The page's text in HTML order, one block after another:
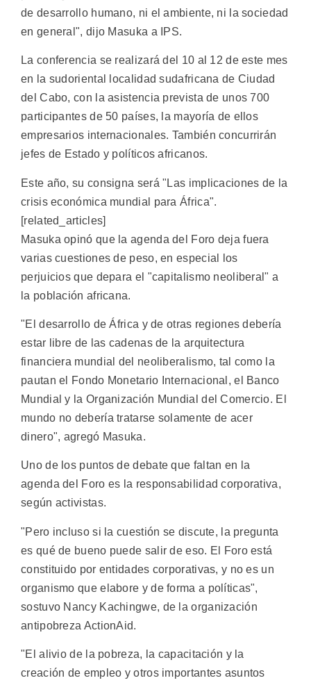
de desarrollo humano, ni el ambiente, ni la sociedad
en general", dijo Masuka a IPS.
La conferencia se realizará del 10 al 12 de este mes
en la sudoriental localidad sudafricana de Ciudad
del Cabo, con la asistencia prevista de unos 700
participantes de 50 países, la mayoría de ellos
empresarios internacionales. También concurrirán
jefes de Estado y políticos africanos.
Este año, su consigna será "Las implicaciones de la
crisis económica mundial para África".
[related_articles]
Masuka opinó que la agenda del Foro deja fuera
varias cuestiones de peso, en especial los
perjuicios que depara el "capitalismo neoliberal" a
la población africana.
"El desarrollo de África y de otras regiones debería
estar libre de las cadenas de la arquitectura
financiera mundial del neoliberalismo, tal como la
pautan el Fondo Monetario Internacional, el Banco
Mundial y la Organización Mundial del Comercio. El
mundo no debería tratarse solamente de acer
dinero", agregó Masuka.
Uno de los puntos de debate que faltan en la
agenda del Foro es la responsabilidad corporativa,
según activistas.
"Pero incluso si la cuestión se discute, la pregunta
es qué de bueno puede salir de eso. El Foro está
constituido por entidades corporativas, y no es un
organismo que elabore y de forma a políticas",
sostuvo Nancy Kachingwe, de la organización
antipobreza ActionAid.
"El alivio de la pobreza, la capacitación y la
creación de empleo y otros importantes asuntos